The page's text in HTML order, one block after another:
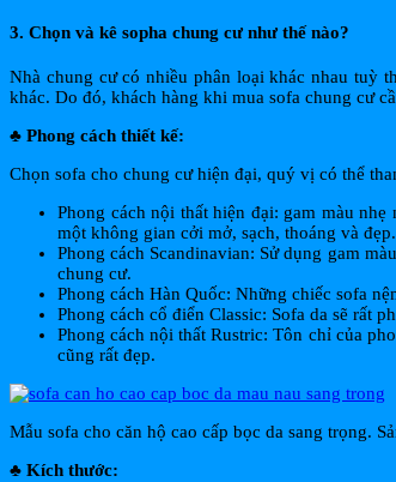
3. Chọn và kê sopha chung cư như thế nào?
Nhà chung cư có nhiều phân loại khác nhau tuỳ
khác. Do đó, khách hàng khi mua sofa chung cư
♣ Phong cách thiết kế:
Chọn sofa cho chung cư hiện đại, quý vị có thể
Phong cách nội thất hiện đại: gam màu
một không gian cởi mở, sạch, thoáng và đẹp.
Phong cách Scandinavian: Sử dụng gam
chung cư.
Phong cách Hàn Quốc: Những chiếc sofa
Phong cách cổ điển Classic: Sofa da sẽ rất
Phong cách nội thất Rustric: Tôn chỉ của
cũng rất đẹp.
Mẫu sofa cho căn hộ cao cấp bọc da sang trọng.
♣ Kích thước: